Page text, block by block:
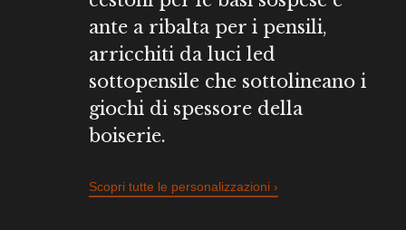
ante a ribalta per i pensili,
arricchiti da luci led
sottopensile che sottolineano i
giochi di spessore della
boiserie.
Scopri tutte le personalizzazioni ›